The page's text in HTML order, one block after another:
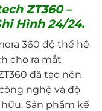
ZT360 –
Hình 24/24.
360 độ thế hệ
cho ra mắt
đã tạo nên
nghệ và độ
Sản phẩm kế